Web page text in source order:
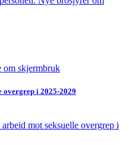
om skjermbruk
overgrep i 2025-2029
mot seksuelle overgrep i